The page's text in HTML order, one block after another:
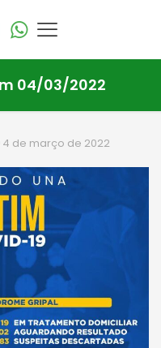
04/03/2022
4 de março de 2022